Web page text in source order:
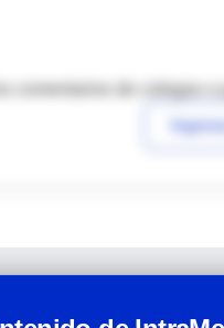
comentarios de colegas